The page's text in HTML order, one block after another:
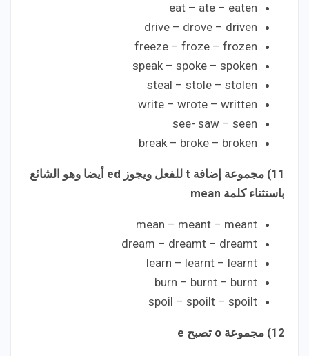
eat – ate – eaten
drive – drove – driven
freeze – froze – frozen
speak – spoke – spoken
steal – stole – stolen
write – wrote – written
see- saw – seen
break – broke – broken
11) مجموعة إضافة t للفعل ويجوز ed أيضا وهو الشائع
باستثناء كلمة mean
mean – meant – meant
dream – dreamt – dreamt
learn – learnt – learnt
burn – burnt – burnt
spoil – spoilt – spoilt
12) مجموعة o تصبح e